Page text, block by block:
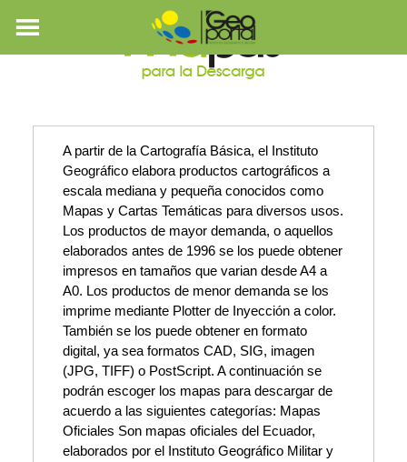
A partir de la Cartografía Básica, el Instituto
Geográfico elabora productos cartográficos a
escala mediana y pequeña conocidos como
Mapas y Cartas Temáticas para diversos usos.
Los productos de mayor demanda, o aquellos
elaborados antes de 1996 se los puede obtener
impresos en tamaños que varian desde A4 a
A0. Los productos de menor demanda se los
imprime mediante Plotter de Inyección a color.
También se los puede obtener en formato
digital, ya sea formatos CAD, SIG, imagen
(JPG, TIFF) o PostScript. A continuación se
podrán escoger los mapas para descargar de
acuerdo a las siguientes categorías: Mapas
Oficiales Son mapas oficiales del Ecuador,
elaborados por el Instituto Geográfico Militar y